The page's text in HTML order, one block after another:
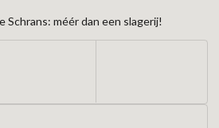
Schrans: méér dan een slagerij!